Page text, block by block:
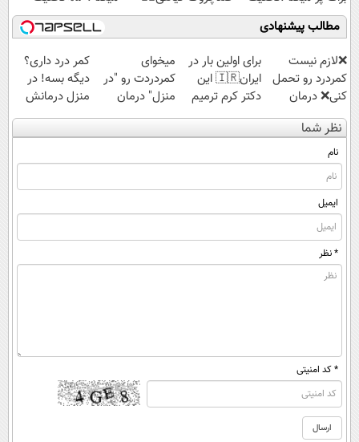
تا امشب
45%تخفیف
مطالب پیشنهادی
❌لازم نیست
کمردرد رو تحمل
کنی❌ درمان
بدون جراحی و
قرص
(پرسشنامه)
برای اولین بار در
ایران🇮🇷 این
دکتر کرم ترمیم
کننده 23 روزه
ساخت!
میخوای
کمردردت رو "در
منزل" درمان
کنی؟ (◂فیلم +
◂پرسش‌نامه)
کمر درد داری؟
دیگه بسه! در
منزل درمانش
کن
(◀پرسش‌نامه)
نظر شما
نام
ایمیل
* نظر
* کد امنیتی